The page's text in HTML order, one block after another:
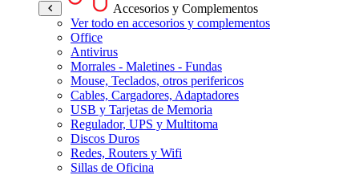
Accesorios y Complementos
Ver todo en accesorios y complementos
Office
Antivirus
Morrales - Maletines - Fundas
Mouse, Teclados, otros perifericos
Cables, Cargadores, Adaptadores
USB y Tarjetas de Memoria
Regulador, UPS y Multitoma
Discos Duros
Redes, Routers y Wifi
Sillas de Oficina